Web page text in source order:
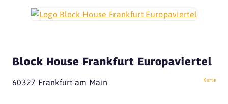
Block House Frankfurt Europaviertel
60327 Frankfurt am Main Karte